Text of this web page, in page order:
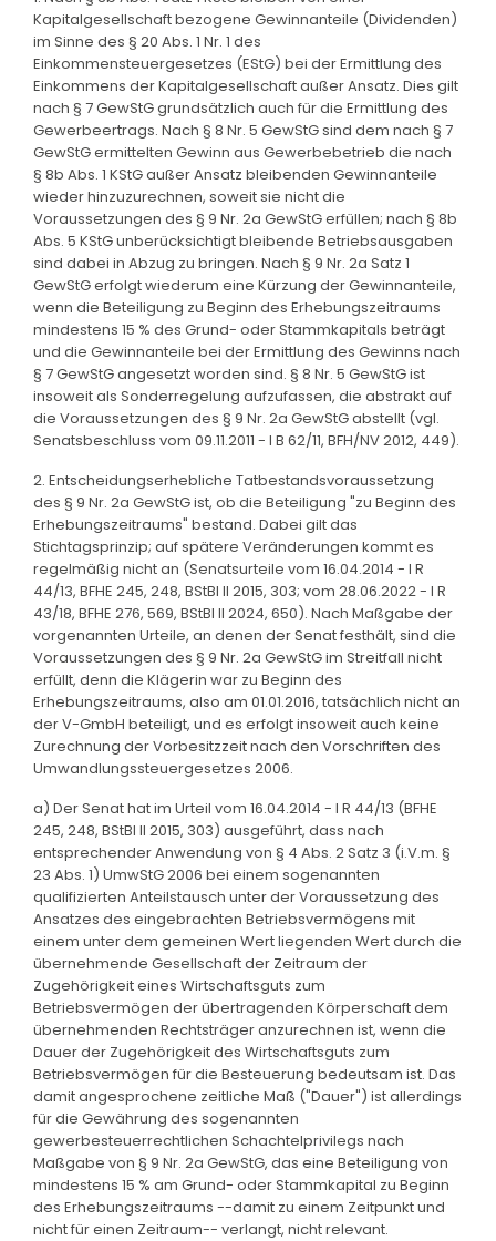
Kapitalgesellschaft bezogene Gewinnanteile (Dividenden)
im Sinne des § 20 Abs. 1 Nr. 1 des
Einkommensteuergesetzes (EStG) bei der Ermittlung des
Einkommens der Kapitalgesellschaft außer Ansatz. Dies gilt
nach § 7 GewStG grundsätzlich auch für die Ermittlung des
Gewerbeertrags. Nach § 8 Nr. 5 GewStG sind dem nach § 7
GewStG ermittelten Gewinn aus Gewerbebetrieb die nach
§ 8b Abs. 1 KStG außer Ansatz bleibenden Gewinnanteile
wieder hinzuzurechnen, soweit sie nicht die
Voraussetzungen des § 9 Nr. 2a GewStG erfüllen; nach § 8b
Abs. 5 KStG unberücksichtigt bleibende Betriebsausgaben
sind dabei in Abzug zu bringen. Nach § 9 Nr. 2a Satz 1
GewStG erfolgt wiederum eine Kürzung der Gewinnanteile,
wenn die Beteiligung zu Beginn des Erhebungszeitraums
mindestens 15 % des Grund- oder Stammkapitals beträgt
und die Gewinnanteile bei der Ermittlung des Gewinns nach
§ 7 GewStG angesetzt worden sind. § 8 Nr. 5 GewStG ist
insoweit als Sonderregelung aufzufassen, die abstrakt auf
die Voraussetzungen des § 9 Nr. 2a GewStG abstellt (vgl.
Senatsbeschluss vom 09.11.2011 - I B 62/11, BFH/NV 2012, 449).
2. Entscheidungserhebliche Tatbestandsvoraussetzung
des § 9 Nr. 2a GewStG ist, ob die Beteiligung "zu Beginn des
Erhebungszeitraums" bestand. Dabei gilt das
Stichtagsprinzip; auf spätere Veränderungen kommt es
regelmäßig nicht an (Senatsurteile vom 16.04.2014 - I R
44/13, BFHE 245, 248, BStBl II 2015, 303; vom 28.06.2022 - I R
43/18, BFHE 276, 569, BStBl II 2024, 650). Nach Maßgabe der
vorgenannten Urteile, an denen der Senat festhält, sind die
Voraussetzungen des § 9 Nr. 2a GewStG im Streitfall nicht
erfüllt, denn die Klägerin war zu Beginn des
Erhebungszeitraums, also am 01.01.2016, tatsächlich nicht an
der V-GmbH beteiligt, und es erfolgt insoweit auch keine
Zurechnung der Vorbesitzzeit nach den Vorschriften des
Umwandlungssteuergesetzes 2006.
a) Der Senat hat im Urteil vom 16.04.2014 - I R 44/13 (BFHE
245, 248, BStBl II 2015, 303) ausgeführt, dass nach
entsprechender Anwendung von § 4 Abs. 2 Satz 3 (i.V.m. §
23 Abs. 1) UmwStG 2006 bei einem sogenannten
qualifizierten Anteilstausch unter der Voraussetzung des
Ansatzes des eingebrachten Betriebsvermögens mit
einem unter dem gemeinen Wert liegenden Wert durch die
übernehmende Gesellschaft der Zeitraum der
Zugehörigkeit eines Wirtschaftsguts zum
Betriebsvermögen der übertragenden Körperschaft dem
übernehmenden Rechtsträger anzurechnen ist, wenn die
Dauer der Zugehörigkeit des Wirtschaftsguts zum
Betriebsvermögen für die Besteuerung bedeutsam ist. Das
damit angesprochene zeitliche Maß ("Dauer") ist allerdings
für die Gewährung des sogenannten
gewerbesteuerrechtlichen Schachtelprivilegs nach
Maßgabe von § 9 Nr. 2a GewStG, das eine Beteiligung von
mindestens 15 % am Grund- oder Stammkapital zu Beginn
des Erhebungszeitraums --damit zu einem Zeitpunkt und
nicht für einen Zeitraum-- verlangt, nicht relevant.